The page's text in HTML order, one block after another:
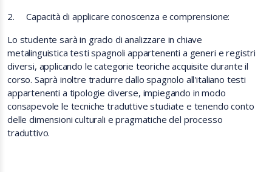
2.
Capacità di applicare conoscenza e comprensione:
Lo studente sarà in grado di analizzare in chiave
metalinguistica testi spagnoli appartenenti a generi e registri
diversi, applicando le categorie teoriche acquisite durante il
corso. Saprà inoltre tradurre dallo spagnolo all'italiano testi
appartenenti a tipologie diverse, impiegando in modo
consapevole le tecniche traduttive studiate e tenendo conto
delle dimensioni culturali e pragmatiche del processo
traduttivo.